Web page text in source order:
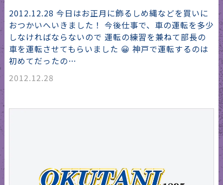
2012.12.28 今日はお正月に飾るしめ縄などを買いに
おつかいへいきました！ 今後仕事で、車の運転を多少
しなければならないので 運転の練習を兼ねて部長の
車を運転させてもらいました 😀 神戸で運転するのは
初めてだったの…
2012.12.28